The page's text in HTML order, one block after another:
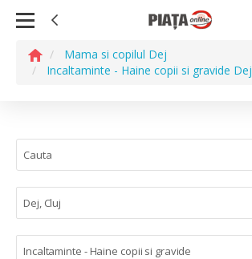
Mama si copilul Dej
Incaltaminte - Haine copii si gravide Dej
Dej, Cluj
Incaltaminte - Haine copii si gravide